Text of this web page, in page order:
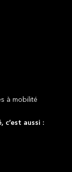
à mobilité
c’est aussi :